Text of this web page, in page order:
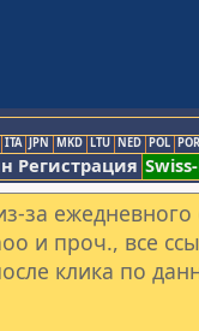
ITA JPN MKD LTU NED POL POR
Регистрация
за ежедневного
и проч., все
клика по